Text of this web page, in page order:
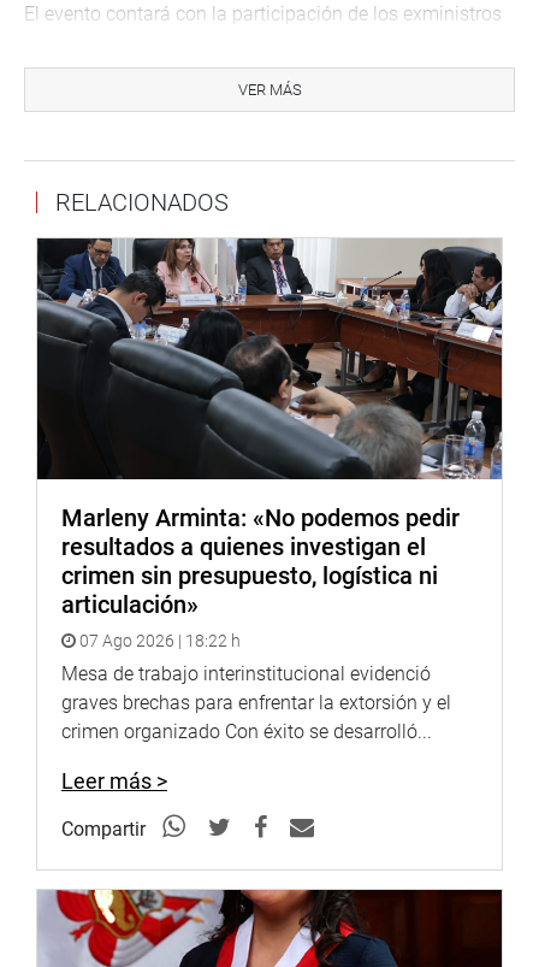
El evento contará con la participación de los exministros
Muñóz, como también del Ing. Alfredo Mamani Salinas,
viceministro de Desarrollo Estratégico de los Recursos
de Medioambiente del Ministerio de Relaciones Exteriores;
Karla Valer Cerna, directora general de Asuntos
Ambientales del Ministerio de Desarrollo Agrario y Riego;
Alberto de Belaunde, excongresista y expresidente de la
Comisión Especial de Cambio Climático; y Osver Polo,
representante del Movimiento Ciudadano Frente al
Cambio Climático.
Cabe mencionar que dicha comisión tiene el objetivo de
realizar seguimiento a las políticas, programas, proyectos
y actividades en materia de mitigación de los efectos del
cambio climático; así como fiscalizar las acciones en la
ejecución del presupuesto considerado en todos los
sectores y niveles de Gobierno en materia de mitigación
de los efectos del cambio climático.
DESPACHO CONGRESAL
VER MÁS
RELACIONADOS
Marleny Arminta: «No podemos pedir
resultados a quienes investigan el
crimen sin presupuesto, logística ni
articulación»
07 Ago 2026 | 18:22 h
Mesa de trabajo interinstitucional evidenció
graves brechas para enfrentar la extorsión y el
crimen organizado Con éxito se desarrolló...
Leer más >
Compartir